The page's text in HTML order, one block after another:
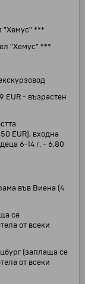
"Хемус" ***
"Хемус" ***
EUR - възрастен
EUR), входна
6-14 г. - 6,80
във Виена (4
се
от всеки
(заплаща се
от всеки